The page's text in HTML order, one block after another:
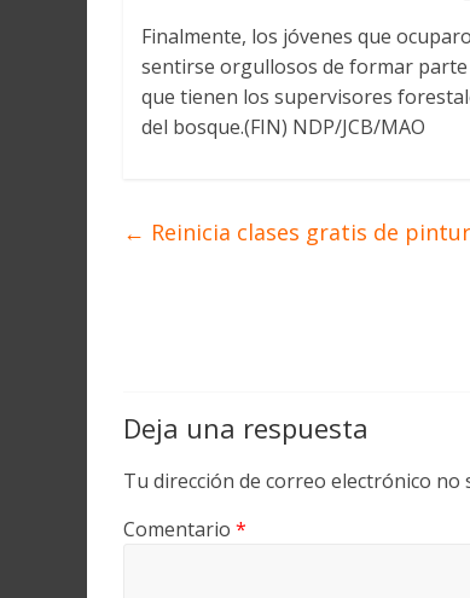
Finalmente, los jóvenes que
sentirse orgullosos de formar parte
que tienen los supervisores
del bosque.(FIN) NDP/JCB/MAO
← Reinicia clases gratis de
Deja una respuesta
Tu dirección de correo electrónico no
Comentario *